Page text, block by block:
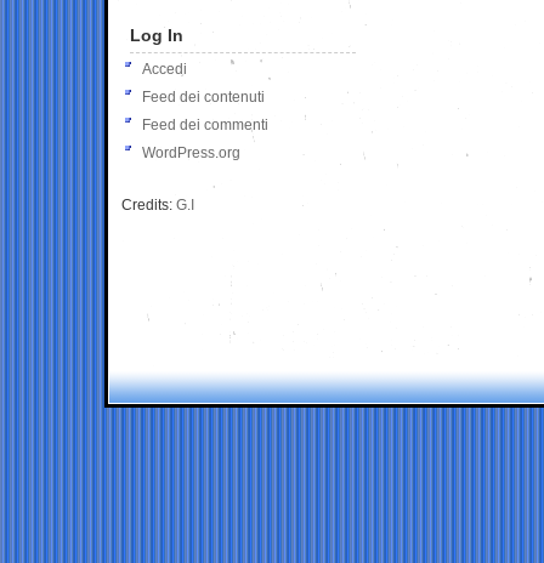
Log In
Accedi
Feed dei contenuti
Feed dei commenti
WordPress.org
Credits: G.I